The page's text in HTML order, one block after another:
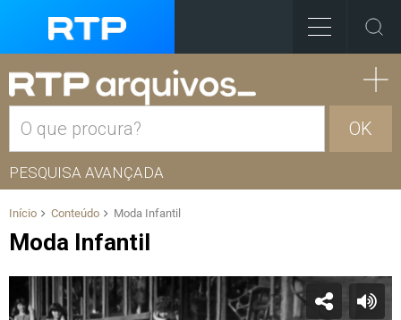
OK
PESQUISA AVANÇADA
Início Conteúdo Moda Infantil
Moda Infantil